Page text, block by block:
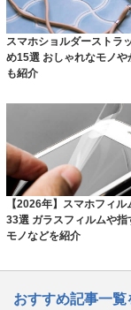
スマホショルダーストラ
め15選 おしゃれなモノや
も紹介
【2026年】スマホフィ
33選 ガラスフィルムや指
モノなどを紹介
おすすめ記事一覧